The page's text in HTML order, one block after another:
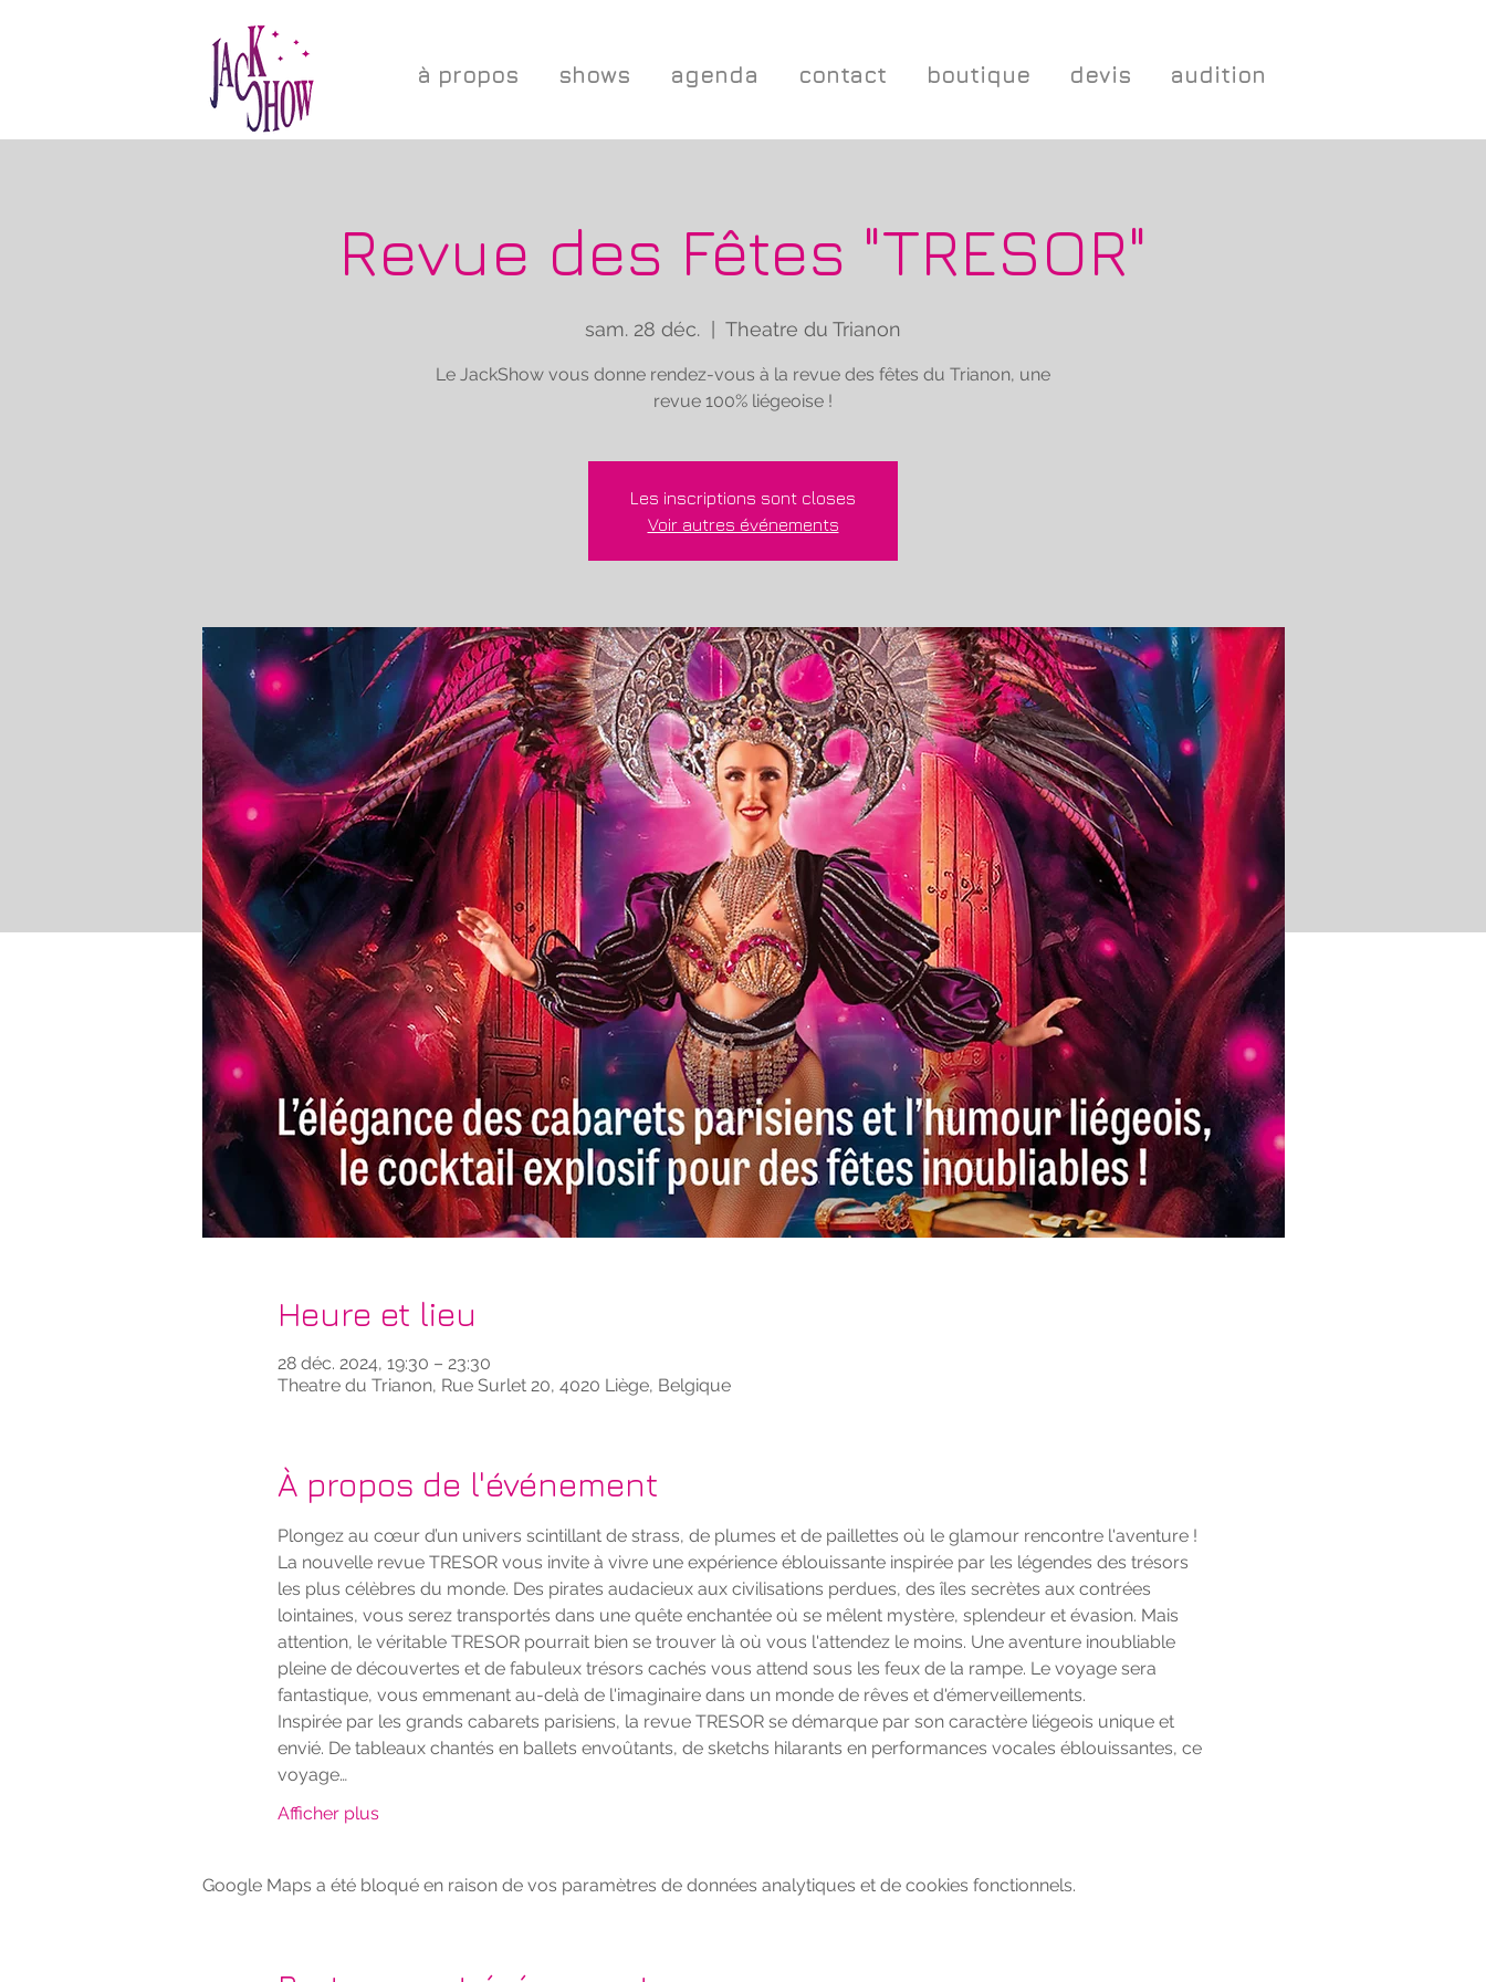
à propos shows agenda contact boutique devis audition
Revue des Fêtes "TRESOR"
sam. 28 déc. Theatre du Trianon
Le JackShow vous donne rendez-vous à la revue des fêtes du Trianon, une
revue 100% liégeoise !
Les inscriptions sont closes
Voir autres événements
Heure et lieu
28 déc. 2024, 19:30 – 23:30
Theatre du Trianon, Rue Surlet 20, 4020 Liège, Belgique
À propos de l'événement
Plongez au cœur d’un univers scintillant de strass, de plumes et de paillettes où le glamour rencontre l'aventure !
La nouvelle revue TRESOR vous invite à vivre une expérience éblouissante inspirée par les légendes des trésors
les plus célèbres du monde. Des pirates audacieux aux civilisations perdues, des îles secrètes aux contrées
lointaines, vous serez transportés dans une quête enchantée où se mêlent mystère, splendeur et évasion. Mais
attention, le véritable TRESOR pourrait bien se trouver là où vous l'attendez le moins. Une aventure inoubliable
pleine de découvertes et de fabuleux trésors cachés vous attend sous les feux de la rampe. Le voyage sera
fantastique, vous emmenant au-delà de l'imaginaire dans un monde de rêves et d'émerveillements.
Inspirée par les grands cabarets parisiens, la revue TRESOR se démarque par son caractère liégeois unique et
envié. De tableaux chantés en ballets envoûtants, de sketchs hilarants en performances vocales éblouissantes, ce
voyage…
Afficher plus
Google Maps a été bloqué en raison de vos paramètres de données analytiques et de cookies fonctionnels.